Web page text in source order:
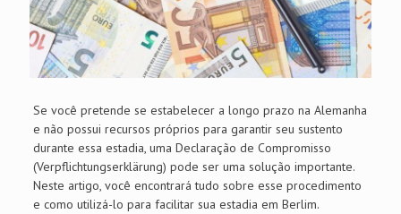
Se você pretende se estabelecer a longo prazo na Alemanha
e não possui recursos próprios para garantir seu sustento
durante essa estadia, uma Declaração de Compromisso
(Verpflichtungserklärung) pode ser uma solução importante.
Neste artigo, você encontrará tudo sobre esse procedimento
e como utilizá-lo para facilitar sua estadia em Berlim.